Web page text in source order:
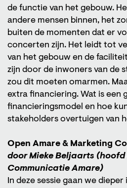
de functie van het gebouw.
andere mensen binnen, het
buiten de momenten dat er
concerten zijn. Het leidt tot
van het gebouw en de
zijn door de inwoners van de
zou dit moeten omarmen.
extra financiering. Wat is een
financieringsmodel en hoe
stakeholders overtuigen van
Open Amare & Marketing
door Mieke Beljaarts
Communicatie Amare)
In deze sessie gaan we dieper